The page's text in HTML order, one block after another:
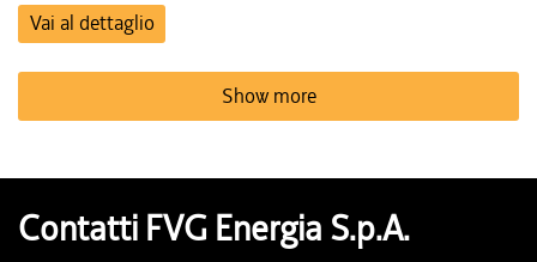
Vai al dettaglio
Show more
Contatti FVG Energia S.p.A.